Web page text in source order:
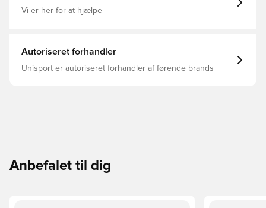
Vi er her for at hjælpe
Autoriseret forhandler
Unisport er autoriseret forhandler af førende brands
Anbefalet til dig